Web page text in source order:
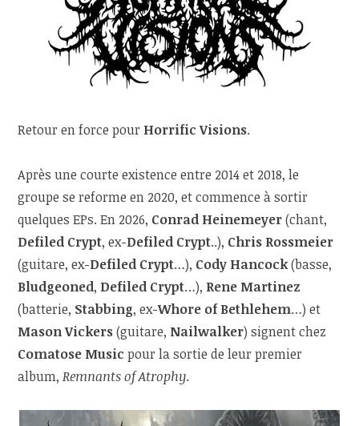
Retour en force pour Horrific Visions.
Après une courte existence entre 2014 et 2018, le
groupe se reforme en 2020, et commence à sortir
quelques EPs. En 2026, Conrad Heinemeyer(chant,
Defiled Crypt, ex-Defiled Crypt..), Chris Rossmeier
(guitare, ex-Defiled Crypt…), Cody Hancock(basse,
Bludgeoned, Defiled Crypt…), Rene Martinez
(batterie, Stabbing, ex-Whore of Bethlehem…) et
Mason Vickers(guitare, Nailwalker) signent chez
Comatose Music pour la sortie de leur premier
album,Remnants of Atrophy.